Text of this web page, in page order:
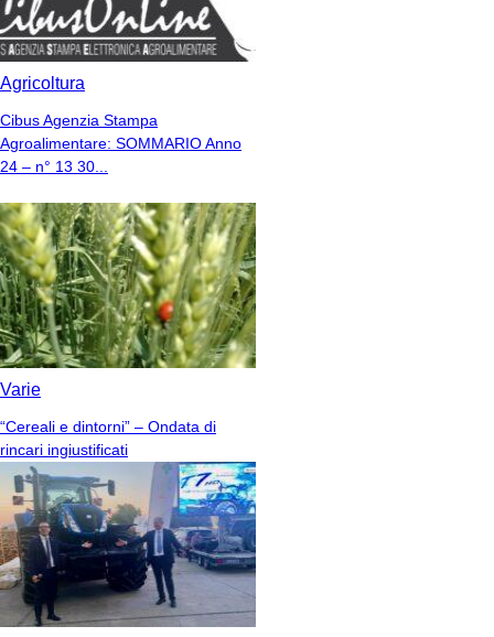
Agricoltura
Cibus Agenzia Stampa
Agroalimentare: SOMMARIO Anno
24 – n° 13 30...
Varie
“Cereali e dintorni” – Ondata di
rincari ingiustificati